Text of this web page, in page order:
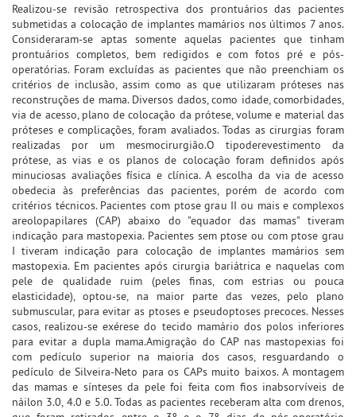
Realizou-se revisão retrospectiva dos prontuários das pacientes
submetidas a colocação de implantes mamários nos últimos 7 anos.
Consideraram-se aptas somente aquelas pacientes que tinham
prontuários completos, bem redigidos e com fotos pré e pós-
operatórias. Foram excluídas as pacientes que não preenchiam os
critérios de inclusão, assim como as que utilizaram próteses nas
reconstruções de mama. Diversos dados, como idade, comorbidades,
via de acesso, plano de colocação da prótese, volume e material das
próteses e complicações, foram avaliados. Todas as cirurgias foram
realizadas por um mesmocirurgião.O tipoderevestimento da
prótese, as vias e os planos de colocação foram definidos após
minuciosas avaliações física e clínica. A escolha da via de acesso
obedecia às preferências das pacientes, porém de acordo com
critérios técnicos. Pacientes com ptose grau II ou mais e complexos
areolopapilares (CAP) abaixo do "equador das mamas" tiveram
indicação para mastopexia. Pacientes sem ptose ou com ptose grau
I tiveram indicação para colocação de implantes mamários sem
mastopexia. Em pacientes após cirurgia bariátrica e naquelas com
pele de qualidade ruim (peles finas, com estrias ou pouca
elasticidade), optou-se, na maior parte das vezes, pelo plano
submuscular, para evitar as ptoses e pseudoptoses precoces. Nesses
casos, realizou-se exérese do tecido mamário dos polos inferiores
para evitar a dupla mama.Amigração do CAP nas mastopexias foi
com pedículo superior na maioria dos casos, resguardando o
pedículo de Silveira-Neto para os CAPs muito baixos. A montagem
das mamas e sínteses da pele foi feita com fios inabsorvíveis de
náilon 3.0, 4.0 e 5.0. Todas as pacientes receberam alta com drenos,